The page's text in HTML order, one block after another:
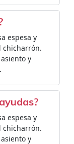
espesa y
chicharrón.
y
espesa y
chicharrón.
y